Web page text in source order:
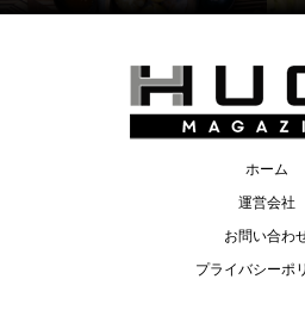
ホーム
運営会社
お問い合わ
プライバシーポ